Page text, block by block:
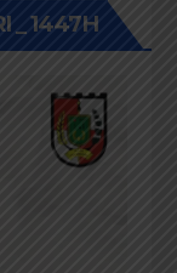
_ 1447H